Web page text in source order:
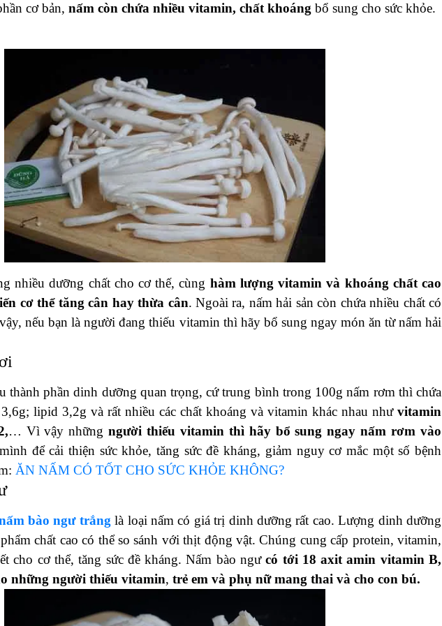
cơ bản, nấm còn chứa nhiều vitamin, chất khoáng bổ sung cho sức khỏe.
nhiều dưỡng chất cho cơ thế, cùng hàm lượng vitamin và khoáng chất cao
cơ thể tăng cân hay thừa cân. Ngoài ra, nấm hải sản còn chứa nhiều chất có
nếu bạn là người đang thiếu vitamin thì hãy bổ sung ngay món ăn từ nấm hải
thành phần dinh dưỡng quan trọng, cứ trung bình trong 100g nấm rơm thì chứa
lipid 3,2g và rất nhiều các chất khoáng và vitamin khác nhau như vitamin
… Vì vậy nhữngngười thiếu vitamin thì hãy bổ sung ngay nấm rơm vào
để cải thiện sức khỏe, tăng sức đề kháng, giảm nguy cơ mắc một số bệnh
ĂN NẤM CÓ TỐT CHO SỨC KHỎE KHÔNG?
bào ngư trắnglà loại nấm có giá trị dinh dưỡng rất cao. Lượng dinh dưỡng
chất cao có thể so sánh với thịt động vật. Chúng cung cấp protein, vitamin,
cho cơ thể, tăng sức đề kháng. Nấm bào ngưcó tới 18 axit amin vitamin B,
những người thiếu vitamin, trẻ em và phụ nữ mang thai và cho con bú.